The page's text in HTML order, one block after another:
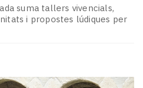
suma tallers vivencials,
i propostes lúdiques per